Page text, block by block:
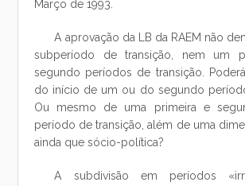
Março de 1993.
A aprovação da LB da RAEM não
subperíodo de transição, nem um
segundo períodos de transição.
do início de um ou do segundo
Ou mesmo de uma primeira e
período de transição, além de uma
ainda que sócio-política?
A subdivisão em períodos